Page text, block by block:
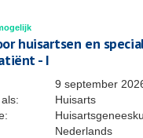
huisartsen en
- I
9 september
Huisarts
Nederlands